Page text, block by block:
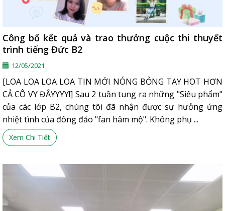
Công bố kết quả và trao thưởng cuộc thi thuyết
trình tiếng Đức B2
12/05/2021
[LOA LOA LOA LOA TIN MỚI NÓNG BỎNG TAY HOT HƠN
CẢ CÔ VY ĐÂYYYY!] Sau 2 tuần tung ra những "Siêu phẩm"
của các lớp B2, chúng tôi đã nhận được sự hưởng ứng
nhiệt tình của đông đảo "fan hâm mộ". Không phụ ...
Xem Chi Tiết